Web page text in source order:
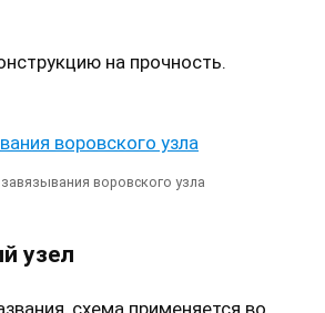
на прочность.
воровского узла
узел
схема применяется во